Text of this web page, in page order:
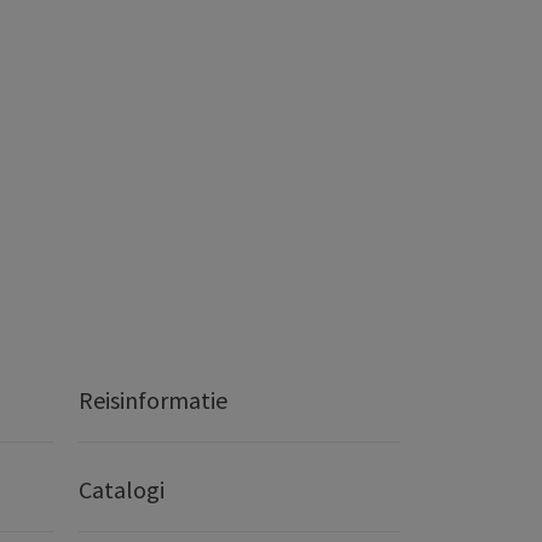
Reisinformatie
Catalogi